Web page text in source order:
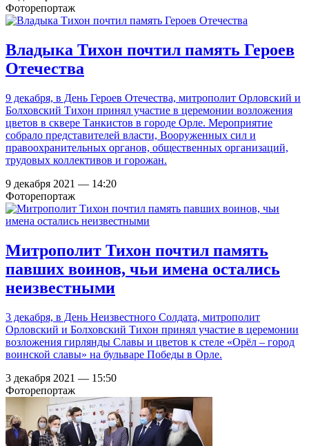
Фоторепортаж
Владыка Тихон почтил память Героев
Отечества
9 декабря, в День Героев Отечества, митрополит Орловский и
Болховский Тихон принял участие в церемонии возложения
цветов в сквере Танкистов в городе Орле. Мероприятие
собрало представителей власти, Вооруженных сил и
правоохранительных органов, общественных организаций,
трудовых коллективов и горожан.
9 декабря 2021 — 14:20
Фоторепортаж
Митрополит Тихон почтил память
павших воинов, чьи имена остались
неизвестными
3 декабря, в День Неизвестного Солдата, митрополит
Орловский и Болховский Тихон принял участие в церемонии
возложения гирлянды Славы и цветов к стеле «Орёл – город
воинской славы» на бульваре Победы в Орле.
3 декабря 2021 — 15:50
Фоторепортаж